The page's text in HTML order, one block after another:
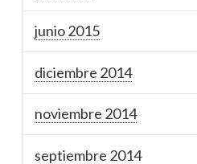
junio 2015
diciembre 2014
noviembre 2014
septiembre 2014